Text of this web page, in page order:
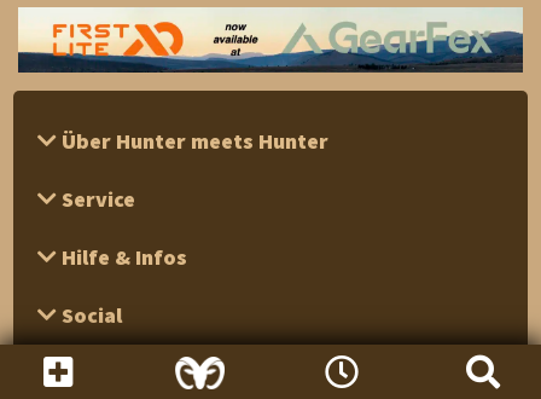
Über Hunter meets Hunter
Service
Hilfe & Infos
Social